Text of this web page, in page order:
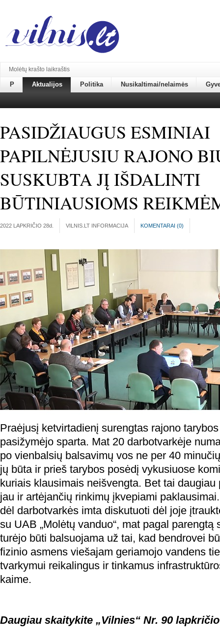
Molėtų krašto laikraštis
P Aktualijos Politika Nusikaltimai/nelaimės
PASIDŽIAUGUS ESMINIAI
PAPILNĖJUSIU RAJONO
SUSKUBTA JĮ IŠDALINTI
BŪTINIAUSIOMS
2022 LAPKRIČIO 28d. VILNIS.LT INFORMACIJA KOMENTARAI (0)
Praėjusį ketvirtadienį surengtas rajono
pasižymėjo sparta. Mat 20 darbotvarkėje
po vienbalsių balsavimų vos ne per 40
jų būta ir prieš tarybos posėdį vykusiuose
kuriais klausimais neišvengta. Bet tai
jau ir artėjančių rinkimų įkvepiami
dėl darbotvarkės imta diskutuoti dėl joje
su UAB „Molėtų vanduo“, mat pagal parengtą
turėjo būti balsuojama už tai, kad bendrovei
fizinio asmens viešajam geriamojo vandens
tvarkymui reikalingus ir tinkamus
kaime.
Daugiau skaitykite „Vilnies“ Nr. 90